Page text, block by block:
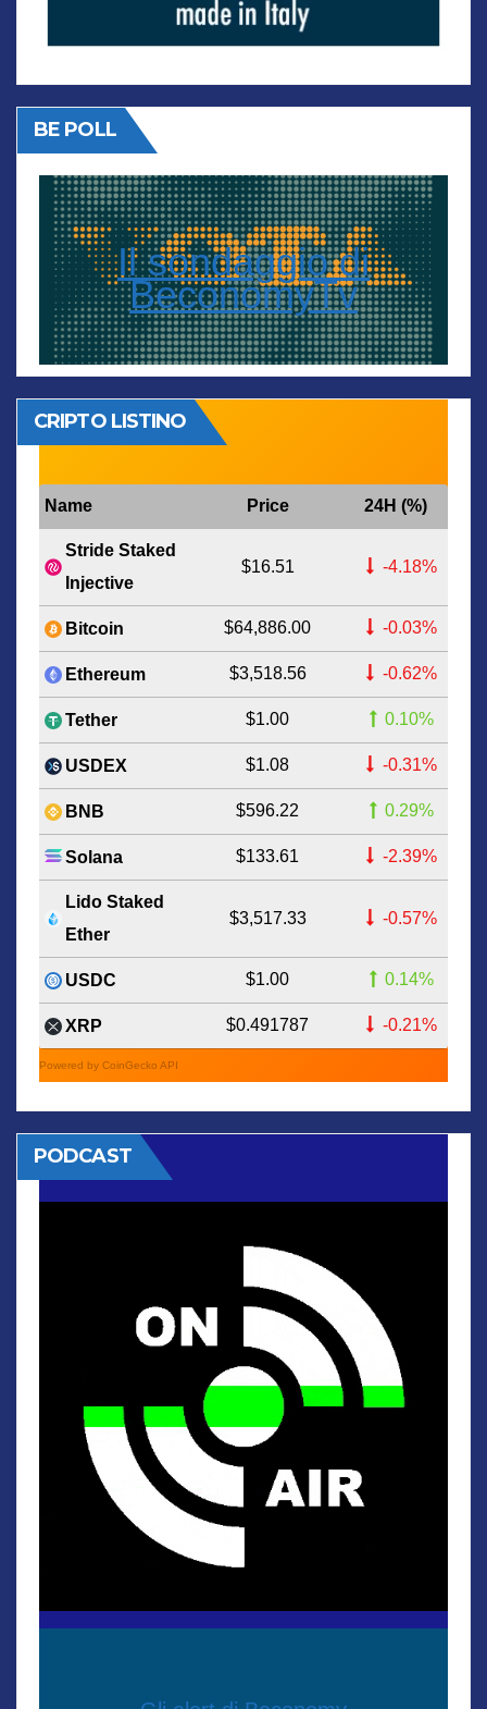
BE POLL
Il sondaggio di
BeconomyTv
CRIPTO LISTINO
Name Price 24H (%)
Stride Staked
Injective
$16.51 -4.18%
Bitcoin $64,886.00 -0.03%
Ethereum $3,518.56 -0.62%
Tether $1.00 0.10%
USDEX $1.08 -0.31%
BNB $596.22 0.29%
Solana $133.61 -2.39%
Lido Staked
Ether
$3,517.33 -0.57%
USDC $1.00 0.14%
XRP $0.491787 -0.21%
Powered by CoinGecko API
PODCAST